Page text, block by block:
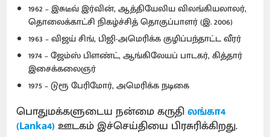
1962 – இசுடீவ் இர்வின், ஆத்தியேலிய விலங்கியலாலர்,
தொலைக்காட்சி நிகழ்ச்சித் தொகுப்பாளர் (இ. 2006)
1963 – விஜய் சிங், பிஜி-அமெரிக்க குழிப்பந்தாட்ட வீரர்
1974 – ஜேம்ஸ் பிளண்ட், ஆங்கிலேயப் பாடகர், கித்தார்
இசைக்கலைஞர்
1975 – டுரூ பேரிமோர், அமெரிக்க நடிகை
பொதுமக்களுடைய நன்மை கருதிலங்கா4
(Lanka4) ஊடகம் இச்செய்தியை பிரசுரிக்கிறது.